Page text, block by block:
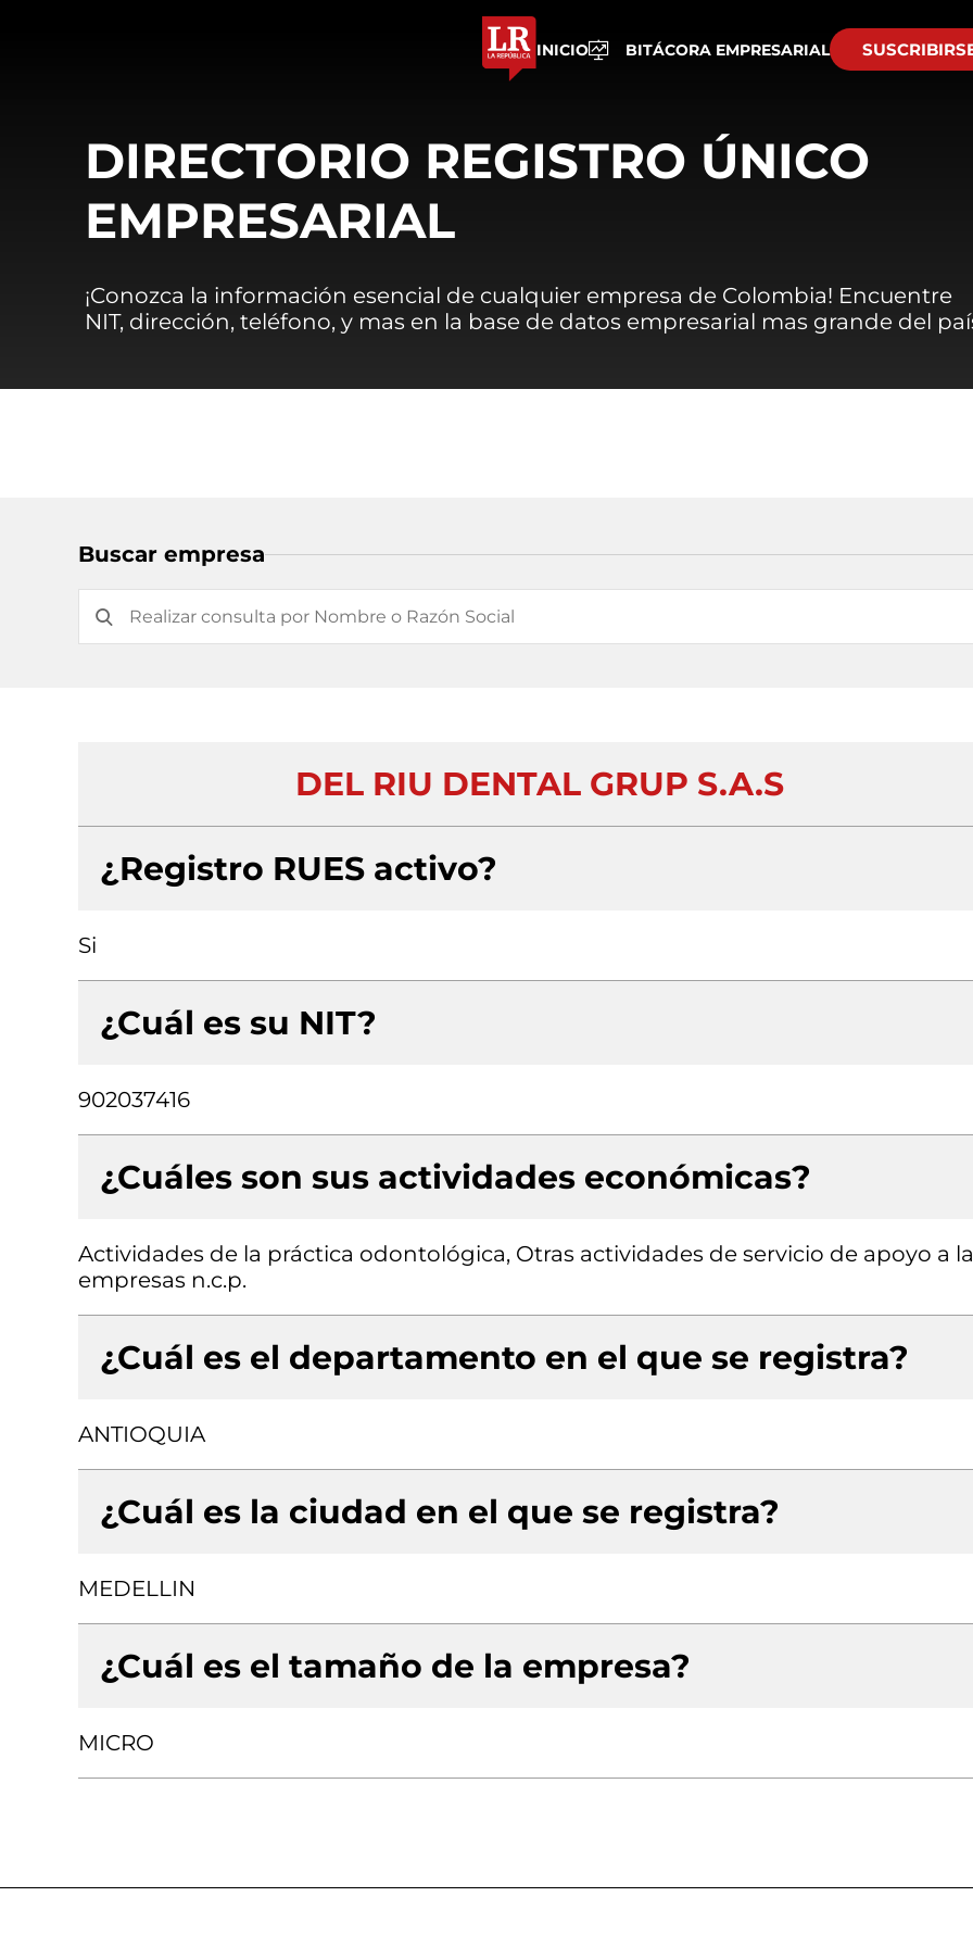
INICIO BITÁCORA EMPRESARIAL
DIRECTORIO REGISTRO ÚNICO
EMPRESARIAL
¡Conozca la información esencial de cualquier empresa de Colombia! Encuentre
NIT, dirección, teléfono, y mas en la base de datos empresarial mas grande del
Buscar empresa
DEL RIU DENTAL GRUP S.A.S
¿Registro RUES activo?
Si
¿Cuál es su NIT?
902037416
¿Cuáles son sus actividades económicas?
Actividades de la práctica odontológica, Otras actividades de servicio de apoyo a
empresas n.c.p.
¿Cuál es el departamento en el que se registra?
ANTIOQUIA
¿Cuál es la ciudad en el que se registra?
MEDELLIN
¿Cuál es el tamaño de la empresa?
MICRO